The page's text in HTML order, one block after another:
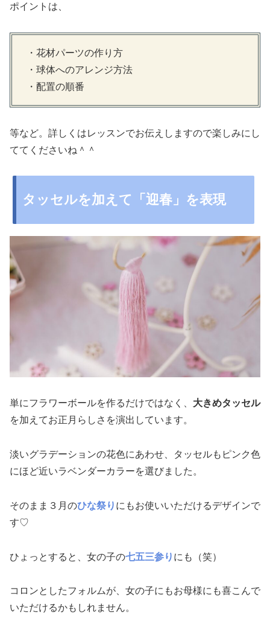
ポイントは、
・花材パーツの作り方
・球体へのアレンジ方法
・配置の順番
等など。詳しくはレッスンでお伝えしますので楽しみにし
ててくださいね＾＾
タッセルを加えて「迎春」を表現
単にフラワーボールを作るだけではなく、 大きめタッセル
を加えてお正月らしさを演出しています。
淡いグラデーションの花色にあわせ、タッセルもピンク色
にほど近いラベンダーカラーを選びました。
そのまま３月のひな祭り にもお使いいただけるデザインで
す♡
ひょっとすると、女の子の七五三参り にも（笑）
コロンとしたフォルムが、女の子にもお母様にも喜こんで
いただけるかもしれません。